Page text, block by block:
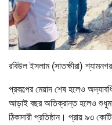
রবিউল ইসলাম (সাতক্ষীরা) শ্যামনগর
প্রকল্পের মেয়াদ শেষ হলেও
আড়াই বছর অতিক্রান্ত হলেও
ঠিকাদারী প্রতিষ্ঠান। প্রায় ৯৩